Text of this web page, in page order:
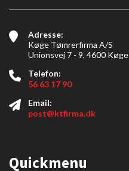
Adresse:
Køge Tømrerfirma A/S
Unionsvej 7 - 9, 4600 Køge
Telefon:
56 63 17 90
Email:
post@ktfirma.dk
Quickmenu